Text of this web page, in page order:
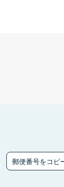
郵便番号をコピ